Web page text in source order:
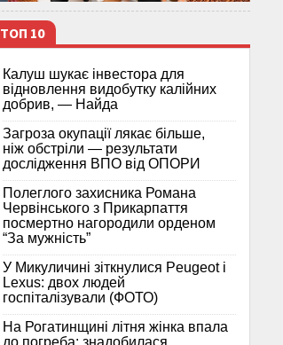
ТОП 10
Калуш шукає інвестора для
відновлення видобутку калійних
добрив, — Найда
Загроза окупації лякає більше,
ніж обстріли — результати
дослідження ВПО від ОПОРИ
Полеглого захисника Романа
Червінського з Прикарпаття
посмертно нагородили орденом
“За мужність”
У Микуличині зіткнулися Peugeot і
Lexus: двох людей
госпіталізували (ФОТО)
На Рогатинщині літня жінка впала
до погреба: знадобилася